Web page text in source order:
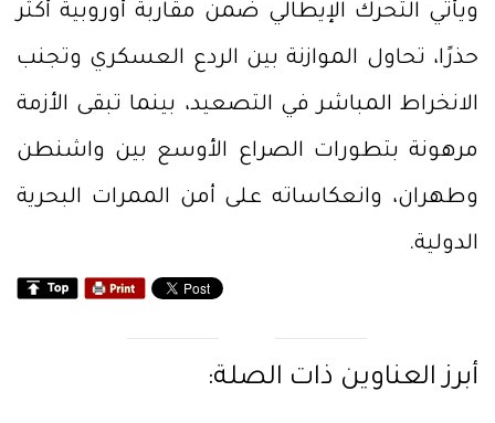
ويأتي التحرك الإيطالي ضمن مقاربة أوروبية أكثر
حذرًا، تحاول الموازنة بين الردع العسكري وتجنب
الانخراط المباشر في التصعيد، بينما تبقى الأزمة
مرهونة بتطورات الصراع الأوسع بين واشنطن
وطهران، وانعكاساته على أمن الممرات البحرية
الدولية.
أبرز العناوين ذات الصلة: